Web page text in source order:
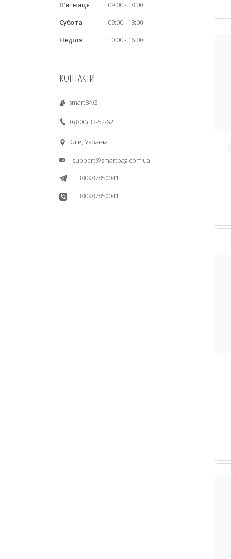
Пʼятниця
09:00
18:00
Субота
09:00
18:00
Неділя
10:00 16:00
КОНТАКТИ
smartBAG
0 (800) 33-52-62
Київ, Україна
support@smartbag.com.ua
+380987850041
+380987850041